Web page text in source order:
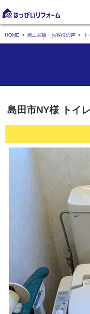
HOME 施工実績・お客様の声 ト
島田市NY様 トイ